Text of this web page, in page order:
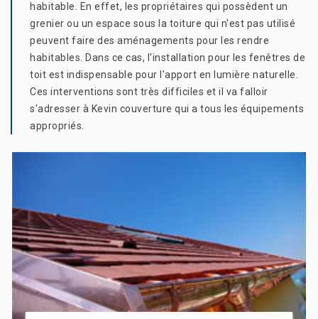
habitable. En effet, les propriétaires qui possèdent un
grenier ou un espace sous la toiture qui n'est pas utilisé
peuvent faire des aménagements pour les rendre
habitables. Dans ce cas, l'installation pour les fenêtres de
toit est indispensable pour l'apport en lumière naturelle.
Ces interventions sont très difficiles et il va falloir
s'adresser à Kevin couverture qui a tous les équipements
appropriés.